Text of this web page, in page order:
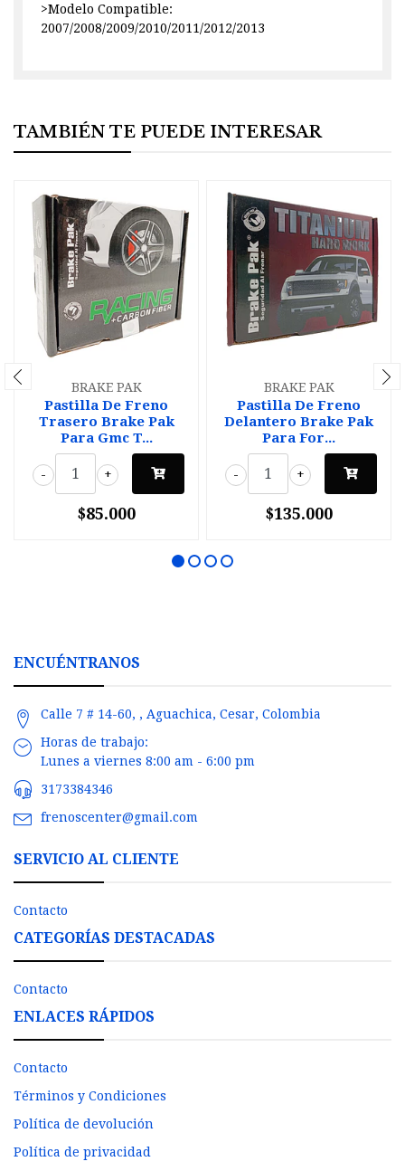
>Modelo Compatible:
2007/2008/2009/2010/2011/2012/2013
TAMBIÉN TE PUEDE INTERESAR
BRAKE PAK
Pastilla De Freno
Trasero Brake Pak
Para Gmc T...
+
-
$85.000
BRAKE PAK
Pastilla De Freno
Delantero Brake Pak
Para For...
+
-
$135.000
ENCUÉNTRANOS
Calle 7 # 14-60, , Aguachica, Cesar, Colombia
Horas de trabajo:
Lunes a viernes 8:00 am - 6:00 pm
3173384346
frenoscenter@gmail.com
SERVICIO AL CLIENTE
Contacto
CATEGORÍAS DESTACADAS
Contacto
ENLACES RÁPIDOS
Contacto
Términos y Condiciones
Política de devolución
Política de privacidad